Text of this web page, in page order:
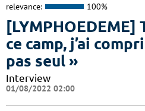
relevance: 100%
[LYMPHOEDEME]
ce camp, j’ai
pas seul »
Interview
01/08/2022 02:00